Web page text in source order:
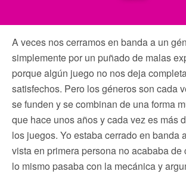
A veces nos cerramos en banda a un
simplemente por un puñado de malas
porque algún juego no nos deja
satisfechos. Pero los géneros son cada
se funden y se combinan de una forma
que hace unos años y cada vez es más
los juegos. Yo estaba cerrado en banda
vista en primera persona no acababa de
lo mismo pasaba con la mecánica y